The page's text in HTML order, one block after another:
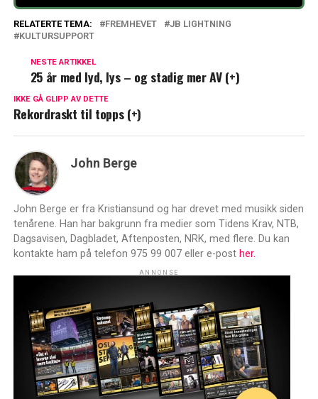
RELATERTE TEMA: FREMHEVET
JB LIGHTNING
KULTURSUPPORT
NESTE ARTIKKEL
25 år med lyd, lys – og stadig mer AV (+)
IKKE GÅ GLIPP AV DETTE
Rekordraskt til topps (+)
John Berge
John Berge er fra Kristiansund og har drevet med musikk siden
tenårene. Han har bakgrunn fra medier som Tidens Krav, NTB,
Dagsavisen, Dagbladet, Aftenposten, NRK, med flere. Du kan
kontakte ham på telefon 975 99 007 eller e-post her.
ANNONSE